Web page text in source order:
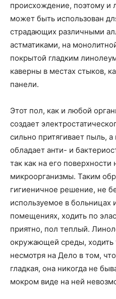
происхождение, поэтому и
может быть использован
страдающих различными
астматиками, на
покрытой гладким
каверны в местах стыков,
панели.
Этот пол, как и любой
создает
сильно притягивает пыль,
обладает анти- и
так как на его поверхности
микроорганизмы. Таким
гигиеничное решение, не
используемое в больницах
помещениях, ходить по
приятно, пол теплый.
окружающей среды, ходить
несмотря на Дело в том,
гладкая, она никогда не
мокром виде на ней